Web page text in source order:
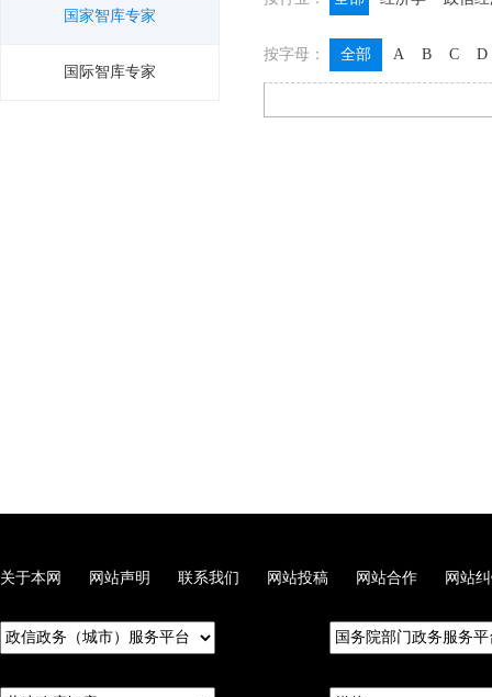
国家智库专家
国际智库专家
膳食养生
名医西药
按字母： 全部 A B C D
关于本网 网站声明 联系我们 网站投稿 网站合作 网站